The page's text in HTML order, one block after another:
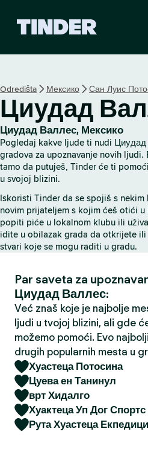
r
p
o
č
e
t
n
t
r
a
n
a
Odredišta Мексико Сан Луис
Циудад
Циудад Валлес, Мексико
Pogledaj kakve ljude ti nudi
gradova za upoznavanje novih
tamo da putuješ, Tinder će ti
u svojoj blizini.
Iskoristi Tinder da se spojiš s
novim prijateljem s kojim ćeš otići u
popiti piće u lokalnom klubu ili
idite u obilazak grada da otkrijete
stvari koje se mogu raditi u gradu.
Par saveta za
Циудад Валлес:
Već znaš koje je najbolje
ljudi u tvojoj blizini, ali gde
možemo pomoći. Evo
drugih popularnih mesta u
Хуастеца Потосина
Цуева ен Танинул
врт Хидалго
Хуактеца Уп Дог Спортс
Рута Хуастеца